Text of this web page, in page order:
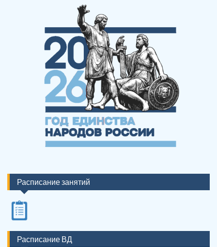
Расписание занятий
Расписание ВД